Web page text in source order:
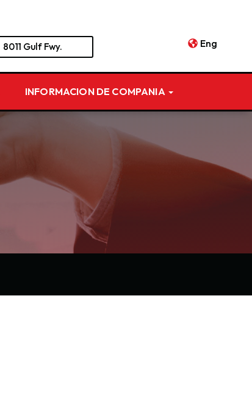
8011 Gulf Fwy. Eng
INFORMACION DE COMPANIA